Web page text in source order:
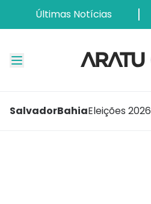
Últimas Notícias
SalvadorBahiaEleições 2026